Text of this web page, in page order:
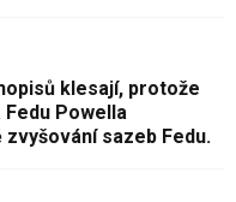
klesají, protože
Powella
sazeb Fedu.